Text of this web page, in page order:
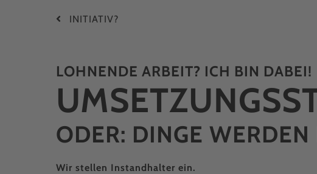
INITIATIV?
LOHNENDE ARBEIT? ICH BIN DABEI!
ODER: DINGE WERDEN
Wir stellen Instandhalter ein.